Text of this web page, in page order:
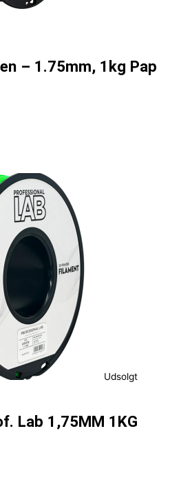
– 1.75mm, 1kg Pap
Udsolgt
Lab 1,75MM 1KG